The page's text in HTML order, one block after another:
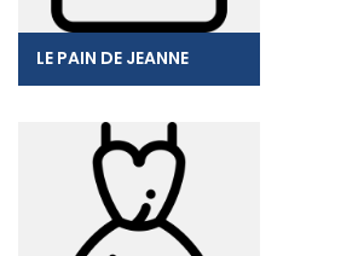
LE PAIN DE JEANNE